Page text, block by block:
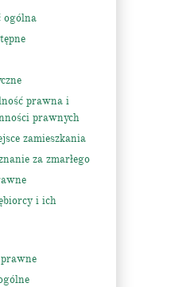
ogólna
prawna i
prawnych
zamieszkania
za zmarłego
i ich